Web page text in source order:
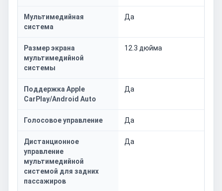
Мультимедийная
система
Да
Размер экрана
мультимедийной
системы
12.3 дюйма
Поддержка Apple
CarPlay/Android Auto
Да
Голосовое управление Да
Дистанционное
управление
мультимедийной
системой для задних
пассажиров
Да